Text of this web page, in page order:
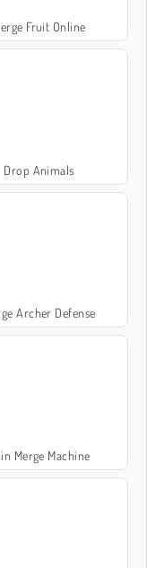
Fruit Online
Drop Animals
Archer Defense
Merge Machine